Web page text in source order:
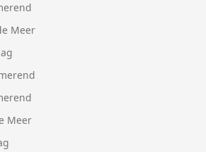
Meer
Meer